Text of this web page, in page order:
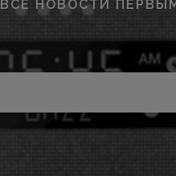
ВСЕ НОВОСТИ